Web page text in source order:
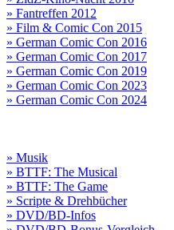
» Fantreffen 2012
» Film & Comic Con 2015
» German Comic Con 2016
» German Comic Con 2017
» German Comic Con 2019
» German Comic Con 2023
» German Comic Con 2024
» Musik
» BTTF: The Musical
» BTTF: The Game
» Scripte & Drehbücher
» DVD/BD-Infos